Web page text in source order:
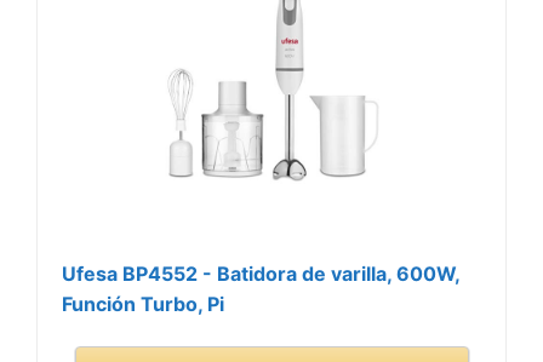
Ufesa BP4552 - Batidora de varilla, 600W,
Función Turbo, Pi